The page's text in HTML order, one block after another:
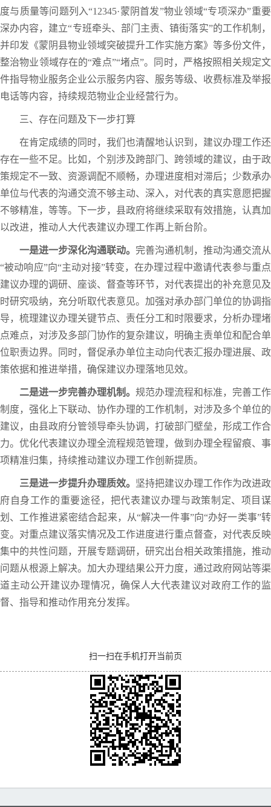
度与质量等问题列入“12345·蒙阴首发”物业领域“专项深办”重要
深办内容，建立“专班牵头、部门主责、镇街落实”的工作机制，
并印发《蒙阴县物业领域突破提升工作实施方案》等多份文件，
整治物业领域存在的“难点”“堵点”。同时，严格按照相关规定文
件指导物业服务企业公示服务内容、服务等级、收费标准及举报
电话等内容，持续规范物业企业经营行为。
三、存在问题及下一步打算
在肯定成绩的同时，我们也清醒地认识到，建议办理工作还
存在一些不足。比如，个别涉及跨部门、跨领域的建议，由于政
策规定不一致、资源调配不顺畅，办理进度相对滞后；少数承办
单位与代表的沟通交流不够主动、深入，对代表的真实意愿把握
不够精准，等等。下一步，县政府将继续采取有效措施，认真加
以改进，推动人大代表建议办理工作再上新台阶。
一是进一步深化沟通联动。 完善沟通机制，推动沟通交流从
“被动响应”向“主动对接”转变，在办理过程中邀请代表参与重点
建议办理的调研、座谈、督查等环节，对代表提出的补充意见及
时研究吸纳，充分听取代表意见。加强对承办部门单位的协调指
导，梳理建议办理关键节点、责任分工和时限要求，分析办理堵
点难点，对涉及多部门协作的复杂建议，明确主责单位和配合单
位职责边界。同时，督促承办单位主动向代表汇报办理进展、政
策依据和推进举措，确保建议办理落地见效。
二是进一步完善办理机制。 规范办理流程和标准，完善工作
制度，强化上下联动、协作办理的工作机制，对涉及多个单位的
建议，由县政府分管领导牵头协调，打破部门壁垒，形成工作合
力。优化代表建议办理全流程规范管理，做到办理全程留痕、事
项精准归集，持续推动建议办理工作创新提质。
三是进一步提升办理质效。 坚持把建议办理工作作为改进政
府自身工作的重要途径，把代表建议办理与政策制定、项目谋
划、工作推进紧密结合起来，从“解决一件事”向“办好一类事”转
变。对重点建议落实情况及工作进度进行重点督查，对代表反映
集中的共性问题，开展专题调研，研究出台相关政策措施，推动
问题从根源上解决。加大办理结果公开力度，通过政府网站等渠
道主动公开建议办理情况，确保人大代表建议对政府工作的监
督、指导和推动作用充分发挥。
扫一扫在手机打开当前页